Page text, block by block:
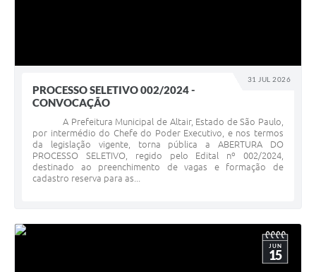
31 JUL 2026
PROCESSO SELETIVO 002/2024 -
CONVOCAÇÃO
A Prefeitura Municipal de Altair, Estado de São Paulo,
por intermédio do Chefe do Poder Executivo, e nos termos
da legislação vigente, torna pública a ABERTURA DO
PROCESSO SELETIVO, regido pelo Edital nº 002/2024,
destinado ao preenchimento de vagas e formação de
cadastro reserva para as...
JUN
15